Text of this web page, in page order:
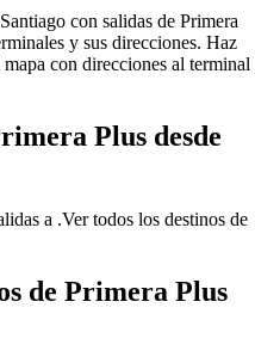
con salidas de Primera
y sus direcciones. Haz
con direcciones al terminal
Plus desde
a .Ver todos los destinos de
de Primera Plus